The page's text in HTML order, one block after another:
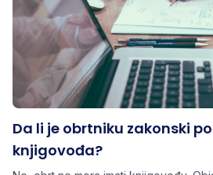
Da li je obrtniku zakonski
knjigovođa?